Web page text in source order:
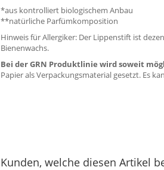
*aus kontrolliert biologischem Anbau
**natürliche Parfümkomposition
Hinweis für Allergiker: Der Lippenstift ist
Bienenwachs.
Bei der GRN Produktlinie wird soweit
Papier als Verpackungsmaterial gesetzt. Es
Kunden, welche diesen Artikel